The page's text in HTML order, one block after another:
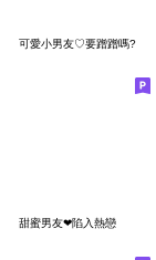
可愛小男友♡要蹭蹭嗎?
甜蜜男友❤陷入熱戀